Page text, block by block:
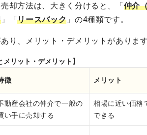
却方法は、大きく分けると、「 仲介
」「リースバック 」の4種類です。
り、メリット・デメリットがあります
メリット・デメリット】
徴 メリット
動産会社の仲介で一般の
い手に売却する
相場に近い価格
できる